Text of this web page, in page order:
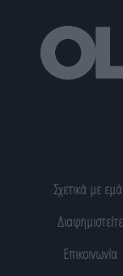
Σχετικά με
Διαφημιστείτε
Επικοινωνία